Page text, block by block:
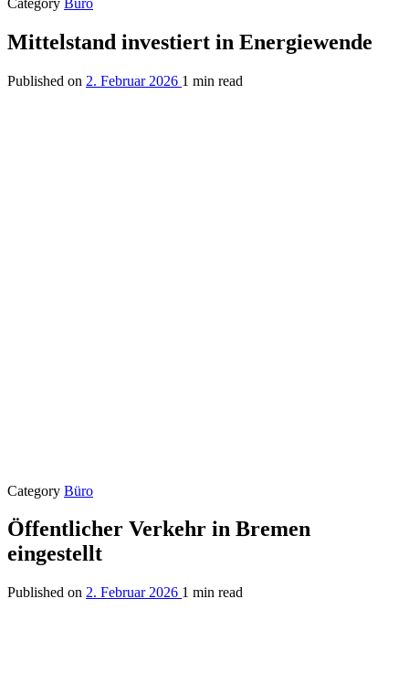
Mittelstand investiert in Energiewende
Published on 2. Februar 2026 1 min read
Category Büro
Öffentlicher Verkehr in Bremen
eingestellt
Published on 2. Februar 2026 1 min read